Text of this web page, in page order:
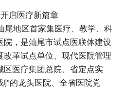
启医疗新篇章
尾地区首家集医疗、教学、科
，是汕尾市试点医联体建设
革试点单位、现代医院管理
医疗集团总院、省定点实
”的龙头医院、全省医院党